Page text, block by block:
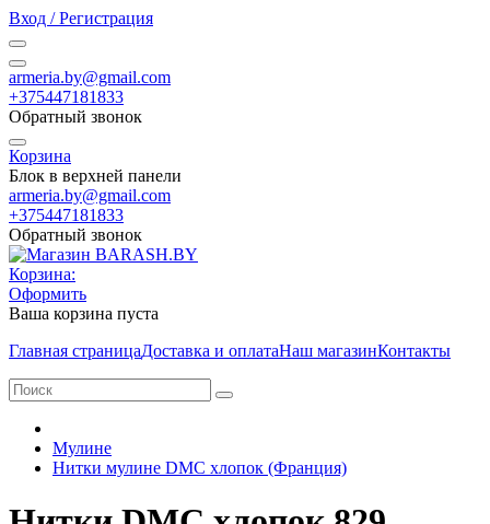
Вход / Регистрация
armeria.by@gmail.com
+375447181833
Обратный звонок
Корзина
Блок в верхней панели
armeria.by@gmail.com
+375447181833
Обратный звонок
Корзина:
Оформить
Ваша корзина пуста
Главная страницаДоставка и оплатаНаш магазинКонтакты
Мулине
Нитки мулине DMC хлопок (Франция)